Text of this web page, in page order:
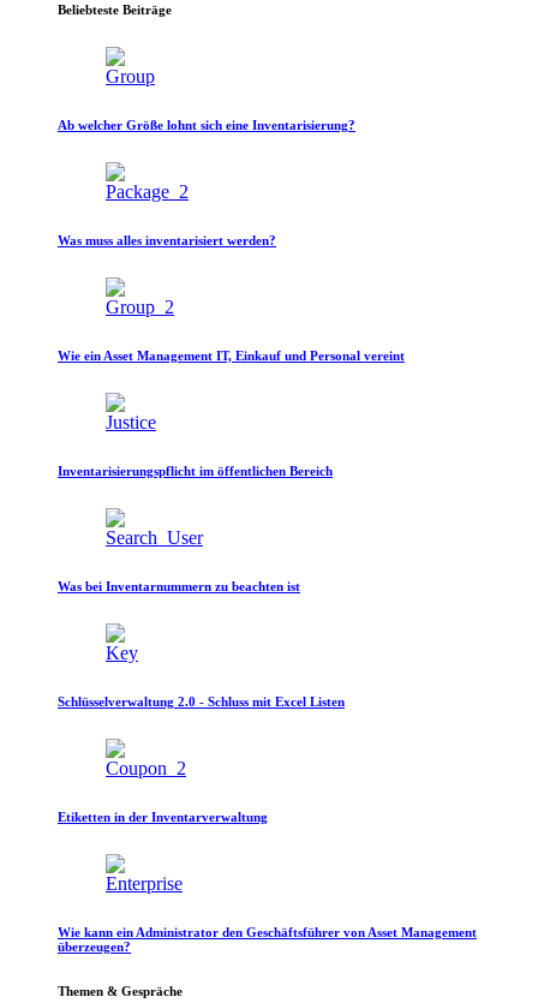
Beliebteste Beiträge
Ab welcher Größe lohnt sich eine Inventarisierung?
Was muss alles inventarisiert werden?
Wie ein Asset Management IT, Einkauf und Personal vereint
Inventarisierungspflicht im öffentlichen Bereich
Was bei Inventarnummern zu beachten ist
Schlüsselverwaltung 2.0 - Schluss mit Excel Listen
Etiketten in der Inventarverwaltung
Wie kann ein Administrator den Geschäftsführer von Asset Management
überzeugen?
Themen & Gespräche